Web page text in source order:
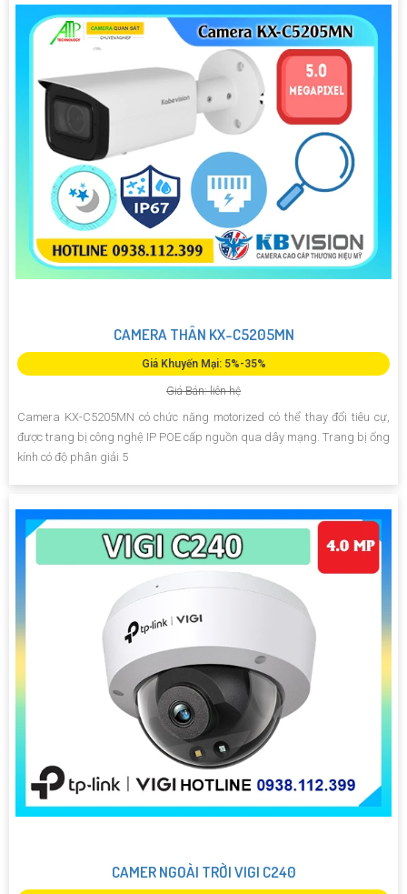
CAMERA THÂN KX-C5205MN
Giá Khuyến Mại: 5%-35%
Giá Bán: liên hệ
Camera KX-C5205MN có chức năng motorized có thể thay đổi tiêu cự,
được trang bị công nghệ IP POE cấp nguồn qua dây mạng. Trang bị ống
kính có độ phân giải 5
CAMER NGOÀI TRỜI VIGI C240